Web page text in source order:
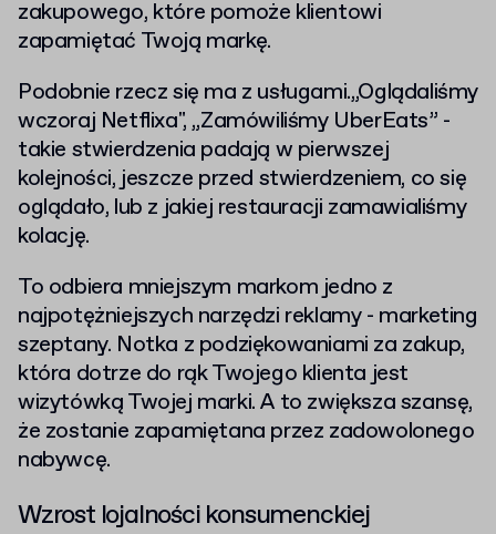
zakupowego, które pomoże klientowi
zapamiętać Twoją markę.
Podobnie rzecz się ma z usługami.„Oglądaliśmy
wczoraj Netflixa", „Zamówiliśmy UberEats” -
takie stwierdzenia padają w pierwszej
kolejności, jeszcze przed stwierdzeniem, co się
oglądało, lub z jakiej restauracji zamawialiśmy
kolację.
To odbiera mniejszym markom jedno z
najpotężniejszych narzędzi reklamy - marketing
szeptany. Notka z podziękowaniami za zakup,
która dotrze do rąk Twojego klienta jest
wizytówką Twojej marki. A to zwiększa szansę,
że zostanie zapamiętana przez zadowolonego
nabywcę.
Wzrost lojalności konsumenckiej